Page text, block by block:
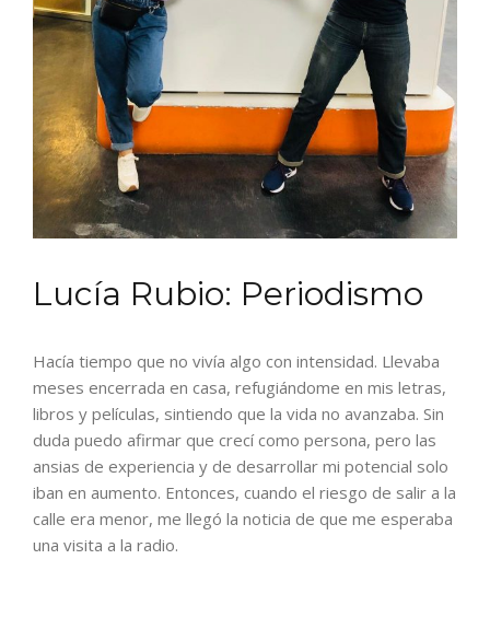
Lucía Rubio: Periodismo
Hacía tiempo que no vivía algo con intensidad. Llevaba
meses encerrada en casa, refugiándome en mis letras,
libros y películas, sintiendo que la vida no avanzaba. Sin
duda puedo afirmar que crecí como persona, pero las
ansias de experiencia y de desarrollar mi potencial solo
iban en aumento. Entonces, cuando el riesgo de salir a la
calle era menor, me llegó la noticia de que me esperaba
una visita a la radio.